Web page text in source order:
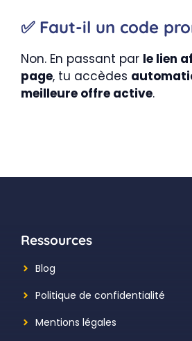
✅ Faut-il un code
Non. En passant par le lien
page, tu accèdes
meilleure offre active.
Ressources
Blog
Politique de confidentialité
Mentions légales